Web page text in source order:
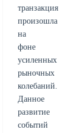
транзакция
произошла
на
фоне
усиленных
рыночных
колебаний.
Данное
развитие
событий